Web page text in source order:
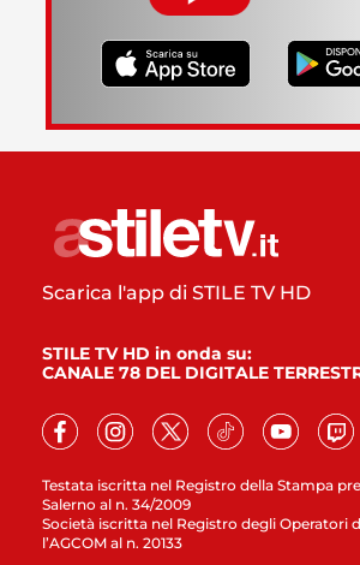
Testata iscritta nel Registro della Stampa
Salerno al n. 34/2009
Società iscritta nel Registro degli Operatori
l’AGCOM al n. 20133
Scarica l'app di STILE TV HD
STILE TV HD in onda su:
CANALE 78 DEL DIGITALE